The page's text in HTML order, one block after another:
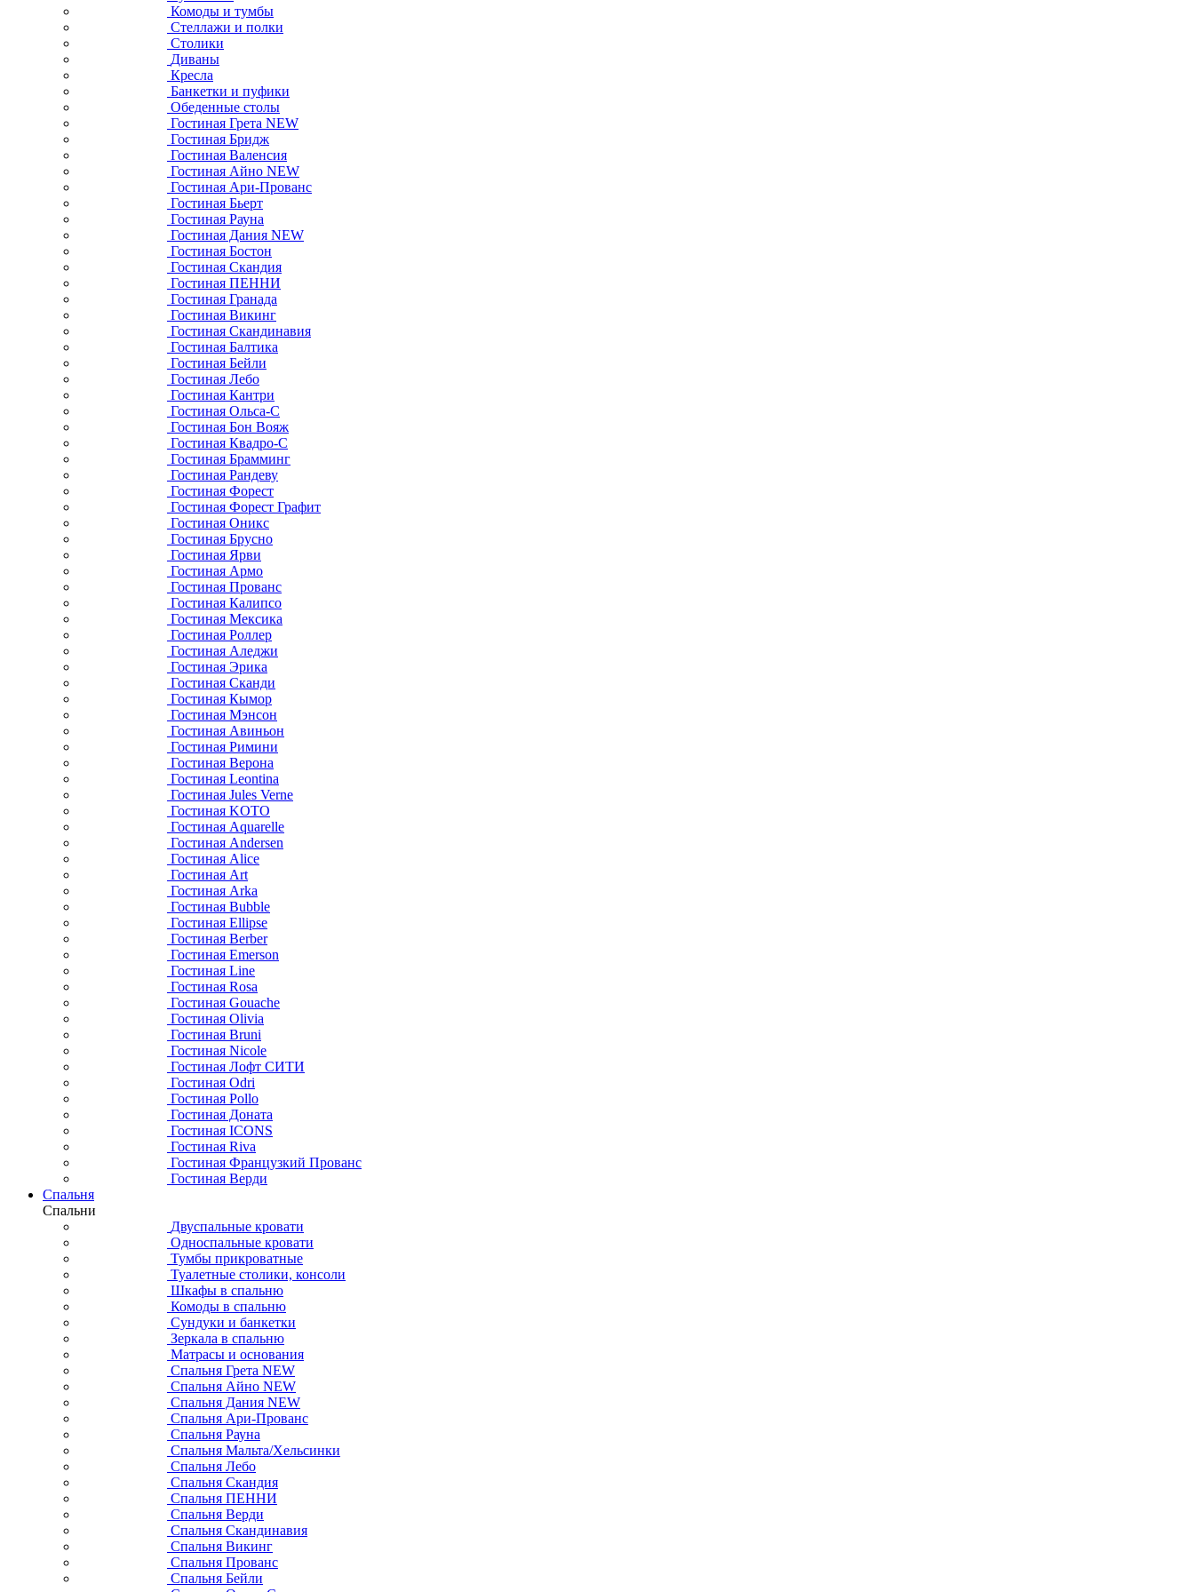
Комоды и тумбы
Стеллажи и полки
Столики
Диваны
Кресла
Банкетки и пуфики
Обеденные столы
Гостиная Грета NEW
Гостиная Бридж
Гостиная Валенсия
Гостиная Айно NEW
Гостиная Ари-Прованс
Гостиная Бьерт
Гостиная Рауна
Гостиная Дания NEW
Гостиная Бостон
Гостиная Скандия
Гостиная ПЕННИ
Гостиная Гранада
Гостиная Викинг
Гостиная Скандинавия
Гостиная Балтика
Гостиная Бейли
Гостиная Лебо
Гостиная Кантри
Гостиная Ольса-С
Гостиная Бон Вояж
Гостиная Квадро-С
Гостиная Брамминг
Гостиная Рандеву
Гостиная Форест
Гостиная Форест Графит
Гостиная Оникс
Гостиная Брусно
Гостиная Ярви
Гостиная Армо
Гостиная Прованс
Гостиная Калипсо
Гостиная Мексика
Гостиная Роллер
Гостиная Аледжи
Гостиная Эрика
Гостиная Сканди
Гостиная Кымор
Гостиная Мэнсон
Гостиная Авиньон
Гостиная Римини
Гостиная Верона
Гостиная Leontina
Гостиная Jules Verne
Гостиная KOTO
Гостиная Aquarelle
Гостиная Andersen
Гостиная Alice
Гостиная Art
Гостиная Arka
Гостиная Bubble
Гостиная Ellipse
Гостиная Berber
Гостиная Emerson
Гостиная Line
Гостиная Rosa
Гостиная Gouache
Гостиная Olivia
Гостиная Bruni
Гостиная Nicole
Гостиная Лофт СИТИ
Гостиная Odri
Гостиная Pollo
Гостиная Доната
Гостиная ICONS
Гостиная Riva
Гостиная Французкий Прованс
Гостиная Верди
Спальня
Спальни
Двуспальные кровати
Односпальные кровати
Тумбы прикроватные
Туалетные столики, консоли
Шкафы в спальню
Комоды в спальню
Сундуки и банкетки
Зеркала в спальню
Матрасы и основания
Спальня Грета NEW
Спальня Айно NEW
Спальня Дания NEW
Спальня Ари-Прованс
Спальня Рауна
Спальня Мальта/Хельсинки
Спальня Лебо
Спальня Скандия
Спальня ПЕННИ
Спальня Верди
Спальня Скандинавия
Спальня Викинг
Спальня Прованс
Спальня Бейли